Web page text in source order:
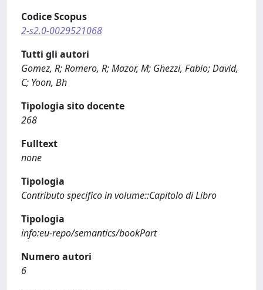
Codice Scopus
2-s2.0-0029521068
Tutti gli autori
Gomez, R; Romero, R; Mazor, M; Ghezzi, Fabio; David,
C; Yoon, Bh
Tipologia sito docente
268
Fulltext
none
Tipologia
Contributo specifico in volume::Capitolo di Libro
Tipologia
info:eu-repo/semantics/bookPart
Numero autori
6